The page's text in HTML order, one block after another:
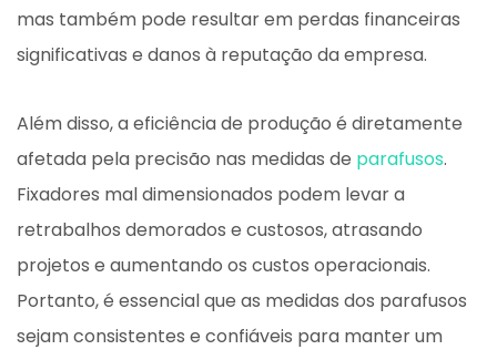
mas também pode resultar em perdas financeiras
significativas e danos à reputação da empresa.
Além disso, a eficiência de produção é diretamente
afetada pela precisão nas medidas de parafusos.
Fixadores mal dimensionados podem levar a
retrabalhos demorados e custosos, atrasando
projetos e aumentando os custos operacionais.
Portanto, é essencial que as medidas dos parafusos
sejam consistentes e confiáveis para manter um